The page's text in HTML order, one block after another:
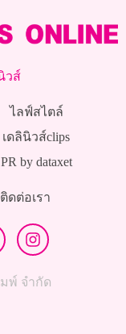
วส์
ไลฟ์สไตล์
เดลินิวส์clips
PR by dataxet
ติดต่อเรา
พ์ จำกัด